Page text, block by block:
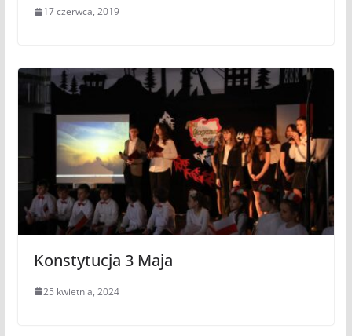
17 czerwca, 2019
Konstytucja 3 Maja
25 kwietnia, 2024